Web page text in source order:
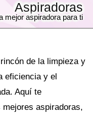
Aspiradoras
mejor aspiradora para ti
de la limpieza y
eficiencia y el
Aquí te
aspiradoras,